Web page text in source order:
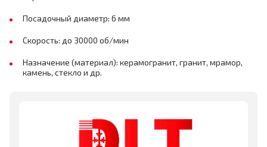
Посадочный диаметр: 6 мм
Скорость: до 30000 об/мин
Назначение (материал): керамогранит, гранит, мрамор,
камень, стекло и др.